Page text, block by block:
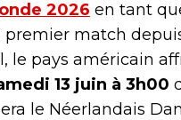
2026 en tant
match
le pays américain
13 juin à 3h00
le Néerlandais